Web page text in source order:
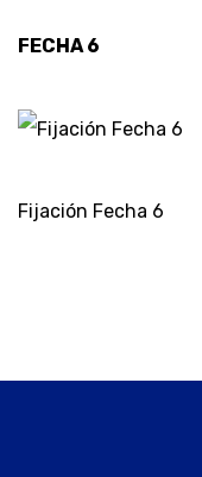
FECHA 6
Fijación Fecha 6